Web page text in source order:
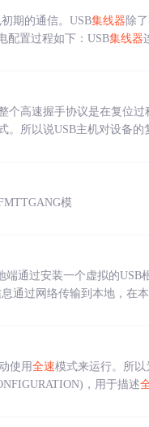
期的通信。USB集线器 除
配置过程如下：USB集线器
个高速握手协议是在复位过
。所以说USB主机对设备的
模
端通过安装一个虚拟的USB
通过网络传输到本地，在
使用全速模式来运行。所以
，用于描述